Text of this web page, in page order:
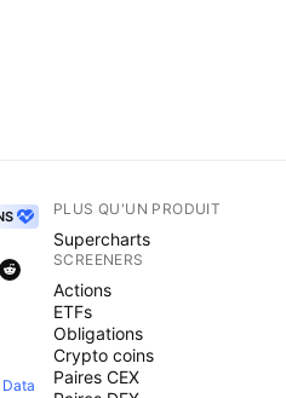
Data
PLUS QU'UN PRODUIT
Supercharts
SCREENERS
Actions
ETFs
Obligations
Crypto coins
Paires CEX